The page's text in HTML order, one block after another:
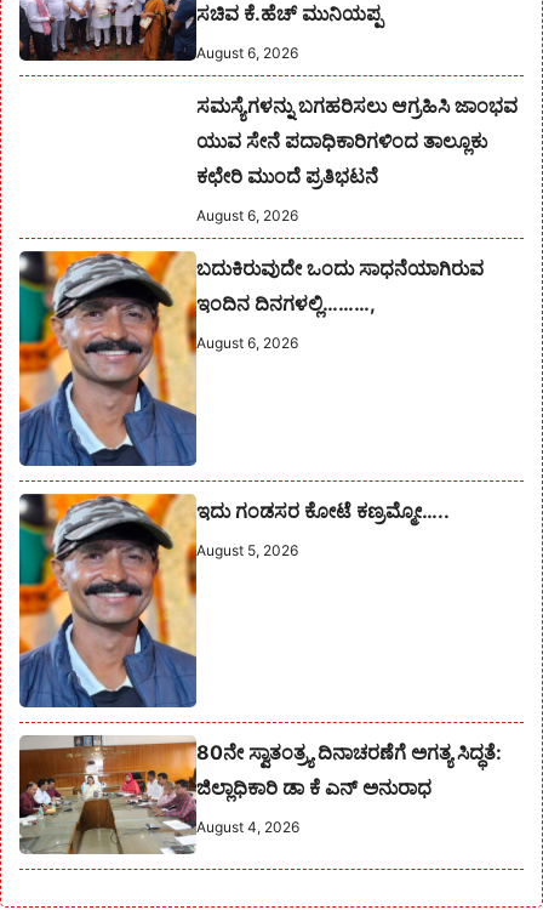
ಸಚಿವ ಕೆ.ಹೆಚ್ ಮುನಿಯಪ್ಪ
August 6, 2026
ಸಮಸ್ಯೆಗಳನ್ನು ಬಗಹರಿಸಲು ಆಗ್ರಹಿಸಿ ಜಾಂಭವ
ಯುವ ಸೇನೆ ಪದಾಧಿಕಾರಿಗಳಿಂದ ತಾಲ್ಲೂಕು
ಕಛೇರಿ ಮುಂದೆ ಪ್ರತಿಭಟನೆ
August 6, 2026
ಬದುಕಿರುವುದೇ ಒಂದು ಸಾಧನೆಯಾಗಿರುವ
ಇಂದಿನ ದಿನಗಳಲ್ಲಿ………,
August 6, 2026
ಇದು ಗಂಡಸರ ಕೋಟೆ ಕಣ್ರಮ್ಮೋ…..
August 5, 2026
80ನೇ ಸ್ವಾತಂತ್ರ್ಯ ದಿನಾಚರಣೆಗೆ ಅಗತ್ಯ ಸಿದ್ಧತೆ:
ಜಿಲ್ಲಾಧಿಕಾರಿ ಡಾ ಕೆ ಎನ್ ಅನುರಾಧ
August 4, 2026